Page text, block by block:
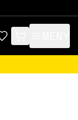
items in cart, view